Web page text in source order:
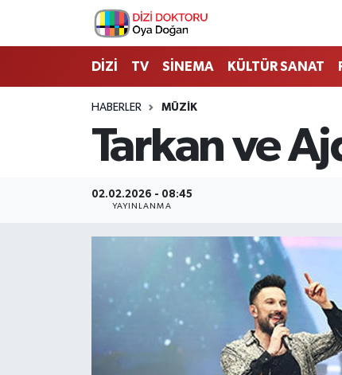
DİZİ TV SİNEMA KÜLTÜR SANAT
HABERLER MÜZİK
Tarkan ve
02.02.2026 - 08:45
YAYINLANMA
İstanbul Nöbetçi Eczaneler
İstanbul Hava Durumu
İstanbul Namaz Vakitleri
Son Dakika Haberleri